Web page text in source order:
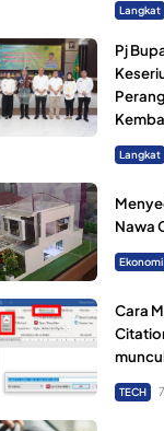
Langkat
Pj
Langkat
Nawa
Ekonomi
Cara
TECH